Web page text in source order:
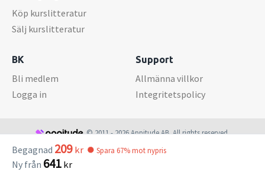
Begagnad 209kr Spara 67% mot nypris
Ny från 641kr
Köp kurslitteratur
Sälj kurslitteratur
BK
Bli medlem
Logga in
Support
Allmänna villkor
Integritetspolicy
© 2011 - 2026 Appitude AB. All rights reserved.